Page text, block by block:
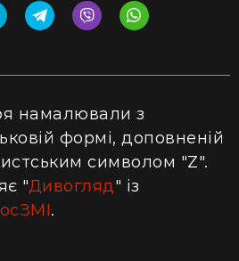
намалювали з
формі, доповненій
символом "Z".
"Дивогляд" із
.